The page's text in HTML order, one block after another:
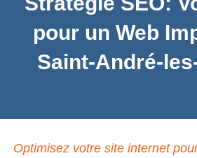
pour un Web
Saint-André-
Optimisez votre site internet